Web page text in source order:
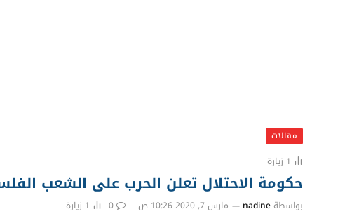
مقالات
1 زيارة
حكومة الاحتلال تعلن الحرب على الشعب
بواسطة nadine مارس 7, 2020 10:26 ص 0
1 زيارة